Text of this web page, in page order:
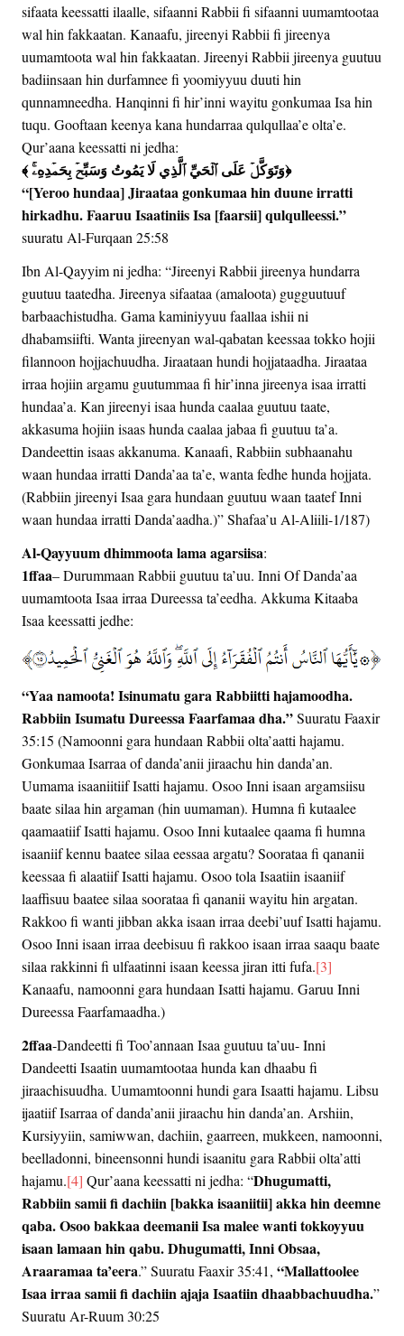
sifaata keessatti ilaalle, sifaanni Rabbii fi sifaanni uumamtootaa
wal hin fakkaatan. Kanaafu, jireenyi Rabbii fi jireenya
uumamtoota wal hin fakkaatan. Jireenyi Rabbii jireenya guutuu
badiinsaan hin durfamnee fi yoomiyyuu duuti hin
qunnamneedha. Hanqinni fi hir’inni wayitu gonkumaa Isa hin
tuqu. Gooftaan keenya kana hundarraa qulqullaa’e olta’e.
Qur’aana keessatti ni jedha:
﴾ وَتَوَكَّلۡ عَلَى ٱلۡحَيِّ ٱلَّذِي لَا يَمُوتُ وَسَبِّحۡ بِحَمۡدِهِۦۚ﴿
“[Yeroo hundaa] Jiraataa gonkumaa hin duune irratti
hirkadhu. Faaruu Isaatiniis Isa [faarsii] qulqulleessi.”
suuratu Al-Furqaan 25:58
Ibn Al-Qayyim ni jedha: “Jireenyi Rabbii jireenya hundarra
guutuu taatedha. Jireenya sifaataa (amaloota) gugguutuuf
barbaachistudha. Gama kaminiyyuu faallaa ishii ni
dhabamsiifti. Wanta jireenyan wal-qabatan keessaa tokko hojii
filannoon hojjachuudha. Jiraataan hundi hojjataadha. Jiraataa
irraa hojiin argamu guutummaa fi hir’inna jireenya isaa irratti
hundaa’a. Kan jireenyi isaa hunda caalaa guutuu taate,
akkasuma hojiin isaas hunda caalaa jabaa fi guutuu ta’a.
Dandeettin isaas akkanuma. Kanaafi, Rabbiin subhaanahu
waan hundaa irratti Danda’aa ta’e, wanta fedhe hunda hojjata.
(Rabbiin jireenyi Isaa gara hundaan guutuu waan taatef Inni
waan hundaa irratti Danda’aadha.)” Shafaa’u Al-Aliili-1/187)
Al-Qayyuum dhimmoota lama agarsiisa:
1ffaa– Durummaan Rabbii guutuu ta’uu. Inni Of Danda’aa
uumamtoota Isaa irraa Dureessa ta’eedha. Akkuma Kitaaba
Isaa keessatti jedhe:
“Yaa namoota! Isinumatu gara Rabbiitti hajamoodha.
Rabbiin Isumatu Dureessa Faarfamaa dha.”Suuratu Faaxir
35:15 (Namoonni gara hundaan Rabbii olta’aatti hajamu.
Gonkumaa Isarraa of danda’anii jiraachu hin danda’an.
Uumama isaaniitiif Isatti hajamu. Osoo Inni isaan argamsiisu
baate silaa hin argaman (hin uumaman). Humna fi kutaalee
qaamaatiif Isatti hajamu. Osoo Inni kutaalee qaama fi humna
isaaniif kennu baatee silaa eessaa argatu? Soorataa fi qananii
keessaa fi alaatiif Isatti hajamu. Osoo tola Isaatiin isaaniif
laaffisuu baatee silaa soorataa fi qananii wayitu hin argatan.
Rakkoo fi wanti jibban akka isaan irraa deebi’uuf Isatti hajamu.
Osoo Inni isaan irraa deebisuu fi rakkoo isaan irraa saaqu baate
silaa rakkinni fi ulfaatinni isaan keessa jiran itti fufa.[3]
Kanaafu, namoonni gara hundaan Isatti hajamu. Garuu Inni
Dureessa Faarfamaadha.)
2ffaa-Dandeetti fi Too’annaan Isaa guutuu ta’uu- Inni
Dandeetti Isaatin uumamtootaa hunda kan dhaabu fi
jiraachisuudha. Uumamtoonni hundi gara Isaatti hajamu. Libsu
ijaatiif Isarraa of danda’anii jiraachu hin danda’an. Arshiin,
Kursiyyiin, samiwwan, dachiin, gaarreen, mukkeen, namoonni,
beelladonni, bineensonni hundi isaanitu gara Rabbii olta’atti
hajamu.[4] Qur’aana keessatti ni jedha: “Dhugumatti,
Rabbiin samii fi dachiin [bakka isaaniitii] akka hin deemne
qaba. Osoo bakkaa deemanii Isa malee wanti tokkoyyuu
isaan lamaan hin qabu. Dhugumatti, Inni Obsaa,
Araaramaa ta’eera.” Suuratu Faaxir 35:41, “Mallattoolee
Isaa irraa samii fi dachiin ajaja Isaatiin dhaabbachuudha.”
Suuratu Ar-Ruum 30:25